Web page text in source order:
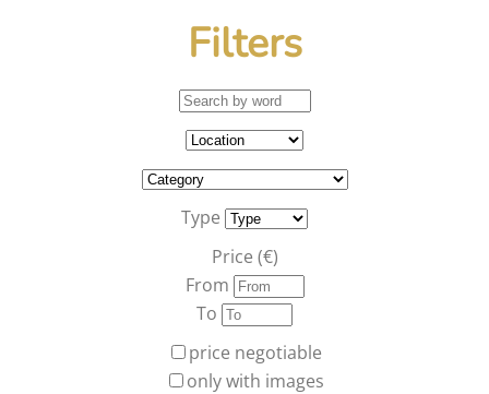
Filters
Type
Price (€)
From
To
price negotiable
only with images